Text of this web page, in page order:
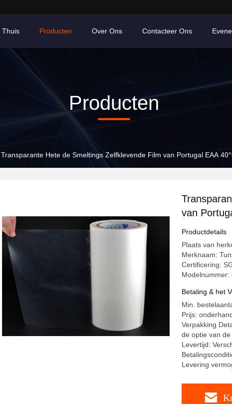
Thuis Producten Over Ons Contacteer Ons
Producten
Transparante Hete de Smeltings Zelfklevende Film van Portugal EAA
van
Textiel
Productdetails
Plaats van
Merknaam:
Certificering:
Modelnummer:
Betaling & het
Min.
Prijs:
Verpakking
de optie van de
Levertijd:
Levering